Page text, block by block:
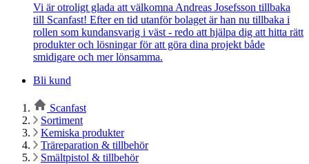
Vi är otroligt glada att välkomna Andreas Josefsson tillbaka
till Scanfast! Efter en tid utanför bolaget är han nu tillbaka i
rollen som kundansvarig i väst - redo att hjälpa dig att hitta rätt
produkter och lösningar för att göra dina projekt både
smidigare och mer lönsamma.
Bli kund
Scanfast
Sortiment
Kemiska produkter
Träreparation & tillbehör
Smältpistol & tillbehör